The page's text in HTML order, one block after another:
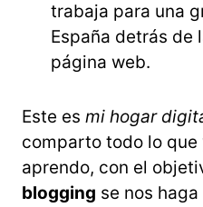
trabaja para una
España detrás de
página web.
Este es mi hogar
comparto todo lo que
aprendo, con el
blogging se nos